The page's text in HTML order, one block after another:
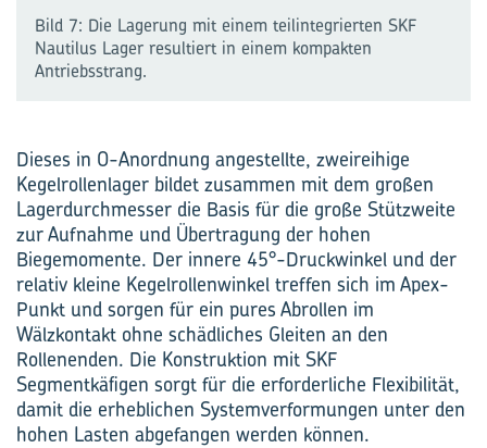
Bild 7: Die Lagerung mit einem teilintegrierten SKF
Nautilus Lager resultiert in einem kompakten
Antriebsstrang.
Dieses in O-Anordnung angestellte, zweireihige
Kegelrollenlager bildet zusammen mit dem großen
Lagerdurchmesser die Basis für die große Stützweite
zur Aufnahme und Übertragung der hohen
Biegemomente. Der innere 45°-Druckwinkel und der
relativ kleine Kegelrollenwinkel treffen sich im Apex-
Punkt und sorgen für ein pures Abrollen im
Wälzkontakt ohne schädliches Gleiten an den
Rollenenden. Die Konstruktion mit SKF
Segmentkäfigen sorgt für die erforderliche Flexibilität,
damit die erheblichen Systemverformungen unter den
hohen Lasten abgefangen werden können.